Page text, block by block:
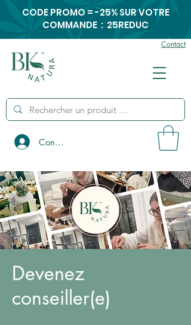
Contact
Connexion
CODE PROMO = -25% SUR VOTRE
COMMANDE : 25REDUC
Devenez
conseiller(e)